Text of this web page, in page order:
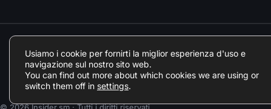
Usiamo i cookie per fornirti la miglior esperienza d'uso e
navigazione sul nostro sito web.
You can find out more about which cookies we are using or
switch them off in settings.